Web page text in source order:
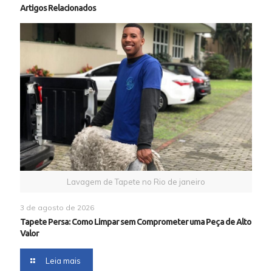
Artigos Relacionados
Lavagem de Tapete no Rio de janeiro
3 de agosto de 2026
Tapete Persa: Como Limpar sem Comprometer uma Peça de Alto
Valor
Leia mais